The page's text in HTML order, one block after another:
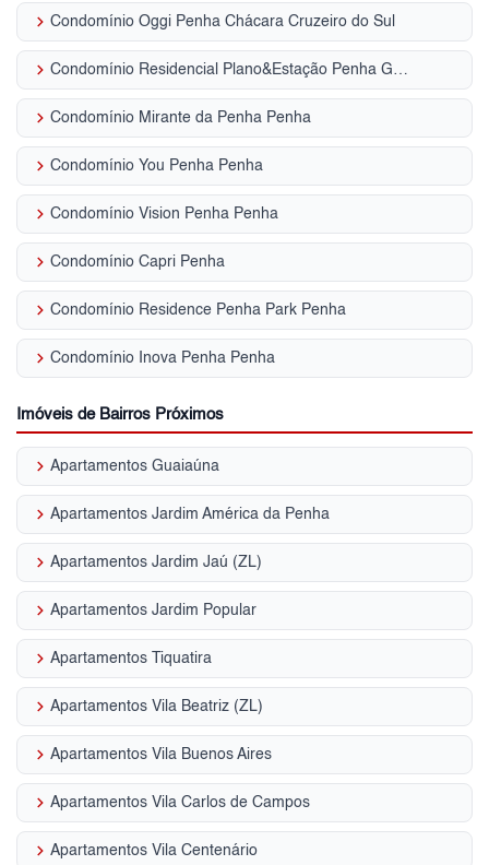
keyboard_arrow_right Condomínio Oggi Penha Chácara Cruzeiro do Sul
keyboard_arrow_right Condomínio Residencial Plano&Estação Penha Guaiaúna
keyboard_arrow_right Condomínio Mirante da Penha Penha
keyboard_arrow_right Condomínio You Penha Penha
keyboard_arrow_right Condomínio Vision Penha Penha
keyboard_arrow_right Condomínio Capri Penha
keyboard_arrow_right Condomínio Residence Penha Park Penha
keyboard_arrow_right Condomínio Inova Penha Penha
Imóveis de Bairros Próximos
keyboard_arrow_right Apartamentos Guaiaúna
keyboard_arrow_right Apartamentos Jardim América da Penha
keyboard_arrow_right Apartamentos Jardim Jaú (ZL)
keyboard_arrow_right Apartamentos Jardim Popular
keyboard_arrow_right Apartamentos Tiquatira
keyboard_arrow_right Apartamentos Vila Beatriz (ZL)
keyboard_arrow_right Apartamentos Vila Buenos Aires
keyboard_arrow_right Apartamentos Vila Carlos de Campos
keyboard_arrow_right Apartamentos Vila Centenário